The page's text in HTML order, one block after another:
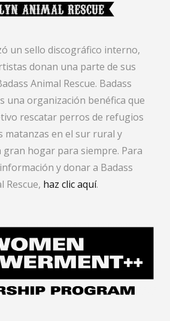
un sello discográfico interno,
donan una parte de sus
Animal Rescue. Badass
una organización benéfica que
rescatar perros de refugios
matanzas en el sur rural y
hogar para siempre. Para
y donar a Badass
Rescue, haz clic aquí.